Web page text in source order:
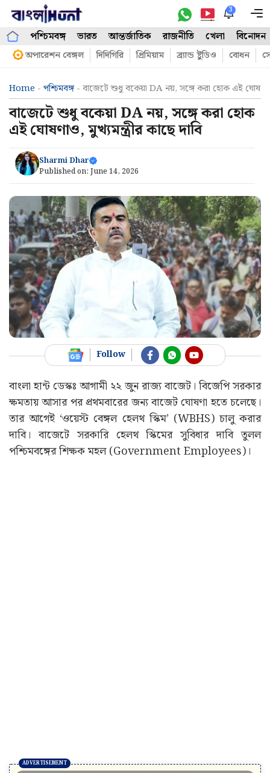
Skip
content
3
পশ্চিমবঙ্গ ভারত আন্তর্জাতিক রাজনীতি খেলা বিনোদন
অপারেশন বেঙ্গল দিদিগিরি প্রিমিয়াম ব্র্যান্ড ষ্টুডিও বোধন
Home - পশ্চিমবঙ্গ- বাজেটে শুধু বকেয়া DA নয়, সঙ্গে করা হোক এই ঘোষণাও,
বাজেটে শুধু বকেয়া DA নয়, সঙ্গে করা হোক
এই ঘোষণাও, মুখ্যমন্ত্রীর কাছে দাবি
Sharmi Dhar
Published on: June 14, 2026
Follow
বাংলা হান্ট ডেস্কঃ আগামী ২২ জুন রাজ্য বাজেট। বিজেপি সরকার
ক্ষমতায় আসার পর প্রথমবারের জন্য বাজেট ঘোষণা হতে চলেছে।
তার আগেই ‘ওয়েস্ট বেঙ্গল হেলথ স্কিম’ (WBHS) চালু করার
দাবি। বাজেটে সরকারি হেলথ স্কিমের সুবিধার দাবি তুলল
পশ্চিমবঙ্গের শিক্ষক মহল (Government Employees)।